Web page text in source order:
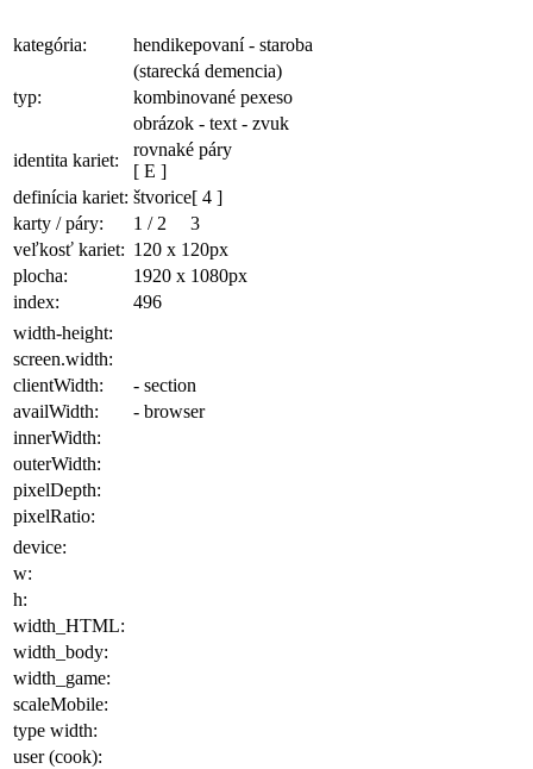
kategória:
hendikepovaní - staroba
(starecká demencia)
typ:
kombinované pexeso
obrázok - text - zvuk
identita kariet:
rovnaké páry
[ E ]
definícia kariet: štvorice[ 4 ]
karty / páry:
1 / 2
3
veľkosť kariet: 120 x 120px
plocha: 1920 x 1080px
index:
496
width-height:
screen.width:
clientWidth:
- section
availWidth:
- browser
innerWidth:
outerWidth:
pixelDepth:
pixelRatio:
device:
w:
h:
width_HTML:
width_body:
width_game:
scaleMobile:
type width:
user (cook):